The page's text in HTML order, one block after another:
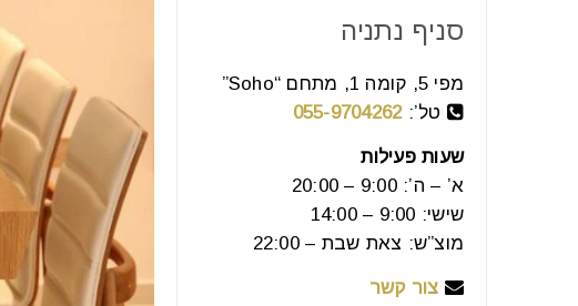
סניף נתניה
מפי 5, קומה 1, מתחם “Soho”
טל’:055-9704262
שעות פעילות
א’ – ה’: 9:00 – 20:00
שישי: 9:00 – 14:00
מוצ”ש: צאת שבת – 22:00
צור קשר